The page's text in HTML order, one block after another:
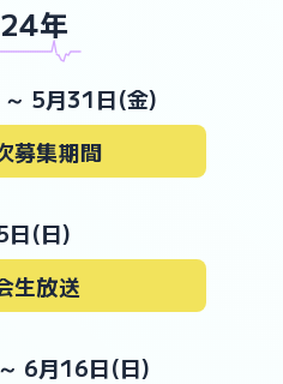
年
～ 5月31日(金)
募集期間
日(日)
生放送
～ 6月16日(日)